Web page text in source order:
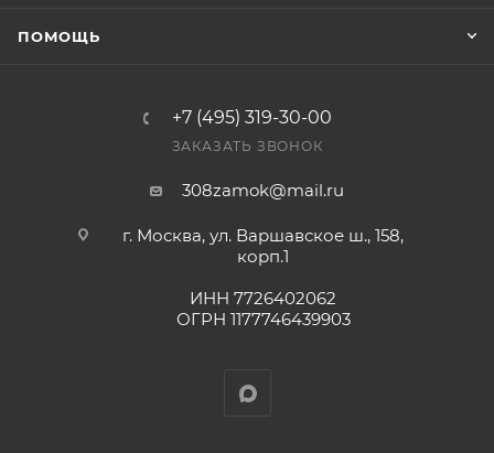
счете после проверки товара на наличие на складе.
ПОМОЩЬ
+7 (495) 319-30-00
ЗАКАЗАТЬ ЗВОНОК
308zamok@mail.ru
г. Москва, ул. Варшавское ш., 158,
корп.1
ИНН 7726402062
ОГРН 1177746439903